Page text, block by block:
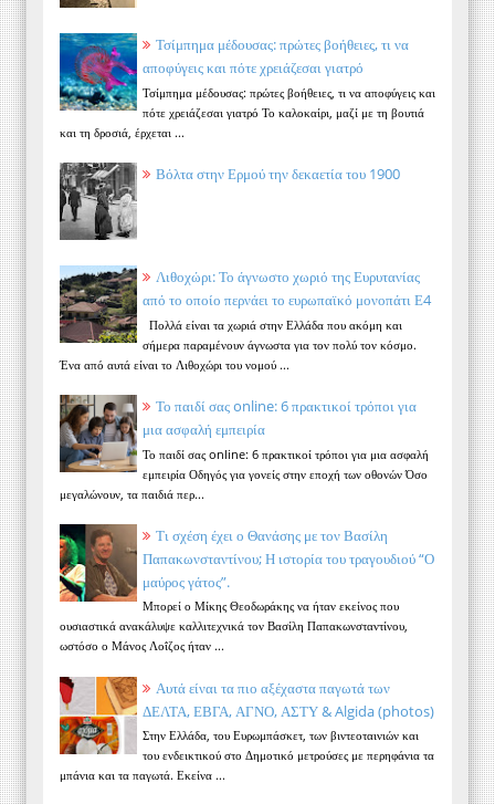
Τσίμπημα μέδουσας: πρώτες βοήθειες, τι να
αποφύγεις και πότε χρειάζεσαι γιατρό
Τσίμπημα μέδουσας: πρώτες βοήθειες, τι να αποφύγεις και
πότε χρειάζεσαι γιατρό Το καλοκαίρι, μαζί με τη βουτιά
και τη δροσιά, έρχεται ...
Βόλτα στην Ερμού την δεκαετία του 1900
Λιθοχώρι: Το άγνωστο χωριό της Ευρυτανίας
από το οποίο περνάει το ευρωπαϊκό μονοπάτι Ε4
Πολλά είναι τα χωριά στην Ελλάδα που ακόμη και
σήμερα παραμένουν άγνωστα για τον πολύ τον κόσμο.
Ένα από αυτά είναι το Λιθοχώρι του νομού ...
Το παιδί σας online: 6 πρακτικοί τρόποι για
μια ασφαλή εμπειρία
Το παιδί σας online: 6 πρακτικοί τρόποι για μια ασφαλή
εμπειρία Οδηγός για γονείς στην εποχή των οθονών Όσο
μεγαλώνουν, τα παιδιά περ...
Τι σχέση έχει ο Θανάσης με τον Βασίλη
Παπακωνσταντίνου; Η ιστορία του τραγουδιού “Ο
μαύρος γάτος”.
Μπορεί ο Μίκης Θεοδωράκης να ήταν εκείνος που
ουσιαστικά ανακάλυψε καλλιτεχνικά τον Βασίλη Παπακωνσταντίνου,
ωστόσο ο Μάνος Λοΐζος ήταν ...
Αυτά είναι τα πιο αξέχαστα παγωτά των
ΔΕΛΤΑ, ΕΒΓΑ, ΑΓΝΟ, ΑΣΤΥ & Algida (photos)
Στην Ελλάδα, του Ευρωμπάσκετ, των βιντεοταινιών και
του ενδεικτικού στο Δημοτικό μετρούσες με περηφάνια τα
μπάνια και τα παγωτά. Εκείνα ...